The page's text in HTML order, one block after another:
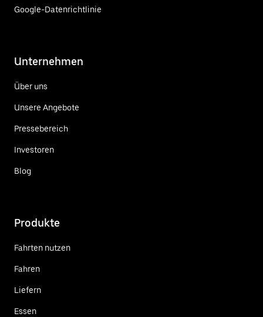
Google-Datenrichtlinie
Unternehmen
Über uns
Unsere Angebote
Pressebereich
Investoren
Blog
Produkte
Fahrten nutzen
Fahren
Liefern
Essen